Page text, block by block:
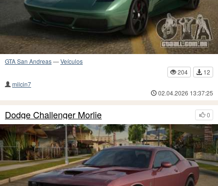
GTA San Andreas—Veículos
204
12
milcin7
02.04.2026 13:37:25
0
Dodge Challenger Morlie